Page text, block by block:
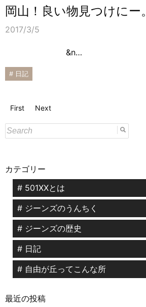
岡山！良い物見つけにー。
2017/3/5
&n…
# 日記
First Next
カテゴリー
# 501XXとは
# ジーンズのうんちく
# ジーンズの歴史
# 日記
# 自由が丘ってこんな所
最近の投稿